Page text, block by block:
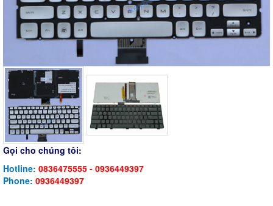
Gọi cho chúng tôi:
Hotline: 0836475555 - 0936449397
Phone: 0936449397